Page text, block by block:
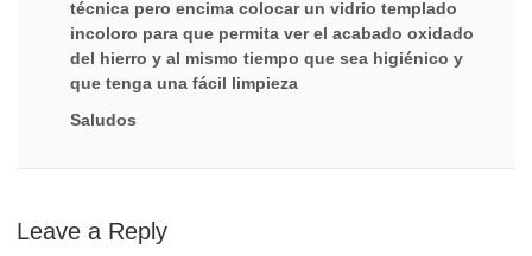
técnica pero encima colocar un vidrio templado
incoloro para que permita ver el acabado oxidado
del hierro y al mismo tiempo que sea higiénico y
que tenga una fácil limpieza
Saludos
Leave a Reply